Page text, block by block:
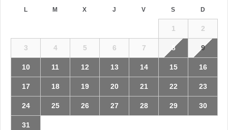
L M X J V S D
1 2
3 4 5 6 7 8 9
10 11 12 13 14 15 16
17 18 19 20 21 22 23
24 25 26 27 28 29 30
31